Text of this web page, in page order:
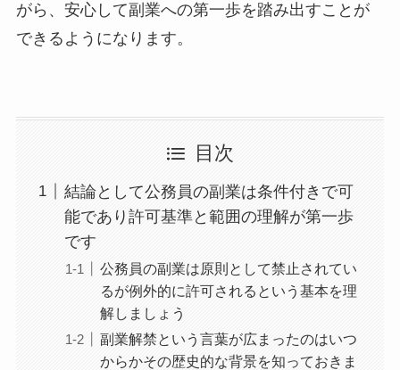
がら、安心して副業への第一歩を踏み出すことが
できるようになります。
目次
結論として公務員の副業は条件付きで可
能であり許可基準と範囲の理解が第一歩
です
公務員の副業は原則として禁止されてい
るが例外的に許可されるという基本を理
解しましょう
副業解禁という言葉が広まったのはいつ
からかその歴史的な背景を知っておきま